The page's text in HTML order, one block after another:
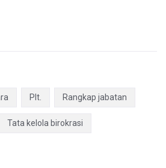
Plt. Rangkap jabatan
Tata kelola birokrasi